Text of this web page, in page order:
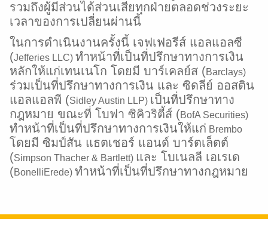
รวมถึงผู้มีส่วนได้ส่วนเสียทุกฝ่ายตลอดช่วงระยะ
เวลาของการเปลี่ยนผ่านนี้
ในการดำเนินงานครั้งนี้ เจฟเฟอรีส์ แอลแอลซี
(Jefferies LLC) ทำหน้าที่เป็นที่ปรึกษาทางการเงิน
หลักให้แก่เทนเนโก โดยมี บาร์เคลย์ส (Barclays)
ร่วมเป็นที่ปรึกษาทางการเงิน และ ซิดลีย์ ออสติน
แอลแอลพี (Sidley Austin LLP) เป็นที่ปรึกษาทาง
กฎหมาย ขณะที่ โบฟา ซิคิวริตี้ส์ (BofA Securities)
ทำหน้าที่เป็นที่ปรึกษาทางการเงินให้แก่ Brembo
โดยมี ซิมป์สัน แธตเชอร์ แอนด์ บาร์ตเล็ตต์
(Simpson Thacher & Bartlett) และ โบเนลลี เอเรเด
(BonelliErede) ทำหน้าที่เป็นที่ปรึกษาทางกฎหมาย